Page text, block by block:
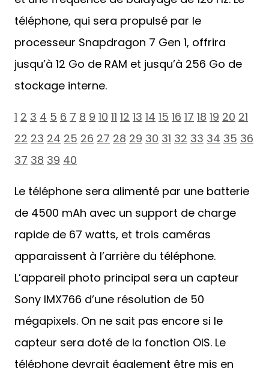
téléphone, qui sera propulsé par le
processeur Snapdragon 7 Gen 1, offrira
jusqu’à 12 Go de RAM et jusqu’à 256 Go de
stockage interne.
1 2 3 4 5 6 7 8 9 10 11 12 13 14 15 16 17 18 19 20 21
22 23 24 25 26 27 28 29 30 31 32 33 34 35 36
37 38 39 40
Le téléphone sera alimenté par une batterie
de 4500 mAh avec un support de charge
rapide de 67 watts, et trois caméras
apparaissent à l’arrière du téléphone.
L’appareil photo principal sera un capteur
Sony IMX766 d’une résolution de 50
mégapixels. On ne sait pas encore si le
capteur sera doté de la fonction OIS. Le
téléphone devrait également être mis en